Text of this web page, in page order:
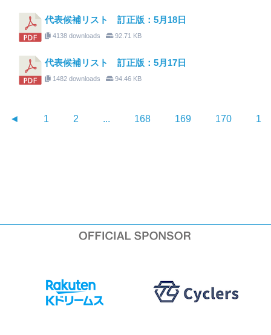
代表候補リスト 訂正版：5月18日
4138 downloads 92.71 KB
代表候補リスト 訂正版：5月17日
1482 downloads 94.46 KB
◄ 1 2 ... 168 169 170